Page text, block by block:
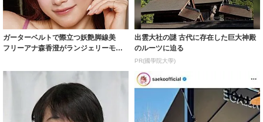
ガーターベルトで際立つ妖艶脚線美
フリーアナ森香澄がランジェリーモデ
出雲大社の謎 古代に存在した巨大神殿
のルーツに迫る
PR(國學院大學)